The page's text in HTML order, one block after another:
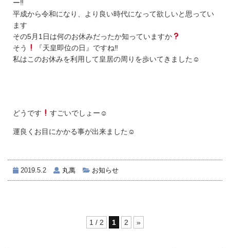
ー‼
平成から令和になり、より良い時代になって欲しいと思ってい
ます
その5月1日は何のお休みだったか知っていますか
そう
『天皇即位の日』ですね‼
私はこのお休みを利用して皇居の周りを歩いてきました☺
どうです すごいでしょー☺
運良くお目にかかる事が出来ました☺
2019.5.2 丸萬 お知らせ
1 / 2 1 2 »